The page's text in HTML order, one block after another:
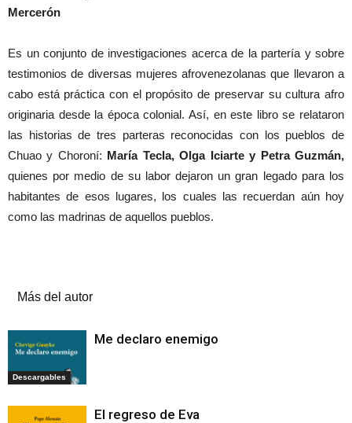
Mercerón
Es un conjunto de investigaciones acerca de la partería y sobre
testimonios de diversas mujeres afrovenezolanas que llevaron a
cabo está práctica con el propósito de preservar su cultura afro
originaria desde la época colonial. Así, en este libro se relataron
las historias de tres parteras reconocidas con los pueblos de
Chuao y Choroní: María Tecla, Olga Iciarte y Petra Guzmán,
quienes por medio de su labor dejaron un gran legado para los
habitantes de esos lugares, los cuales las recuerdan aún hoy
como las madrinas de aquellos pueblos.
Más del autor
Descargables
Me declaro enemigo
El regreso de Eva